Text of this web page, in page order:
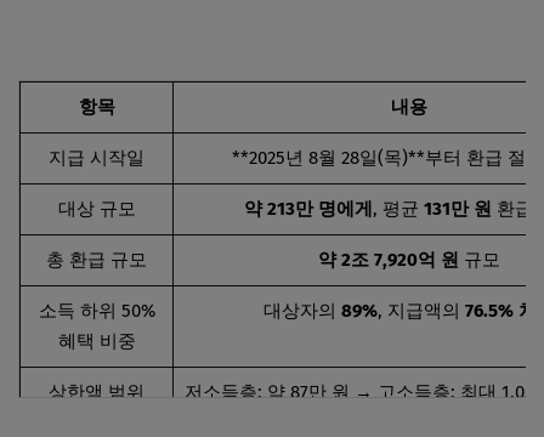
항목 내용
지급 시작일 **2025년 8월 28일(목)**부터 환급 절
대상 규모 약 213만 명에게 , 평균 131만 원 환급
총 환급 규모 약 2조 7,920억 원 규모
소득 하위 50%
혜택 비중
대상자의 89%, 지급액의 76.5% 차
상한액 범위
저소득층: 약 87만 원 → 고소득층: 최대